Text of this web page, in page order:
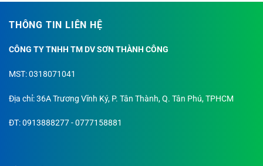
THÔNG TIN LIÊN HỆ
CÔNG TY TNHH TM DV SƠN THÀNH CÔNG
MST: 0318071041
Địa chỉ: 36A Trương Vĩnh Ký, P. Tân Thành, Q. Tân Phú, TPHCM
ĐT: 0913888277 - 0777158881